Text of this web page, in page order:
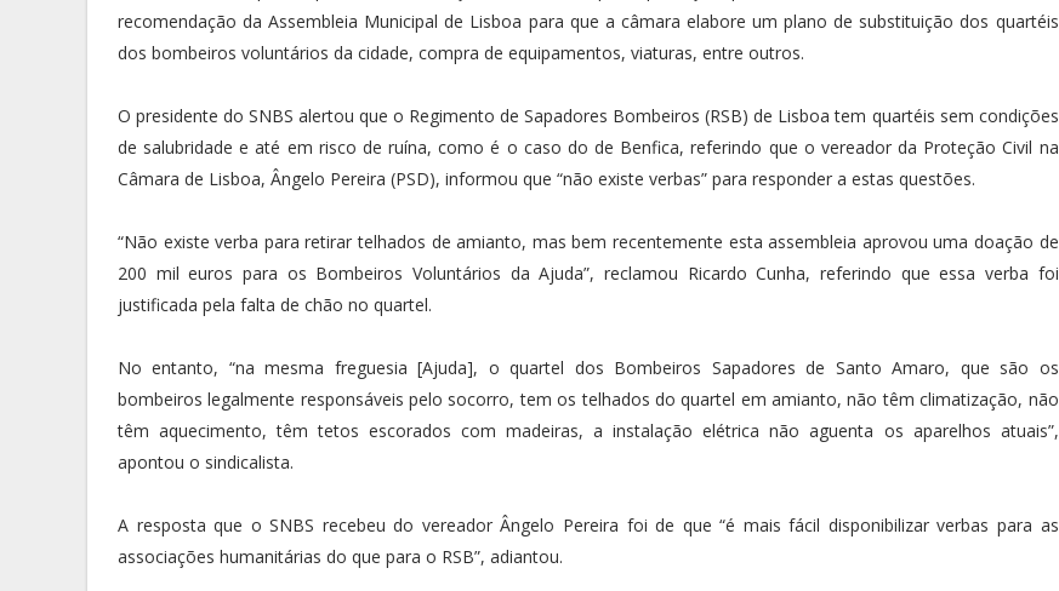
recomendação da Assembleia Municipal de Lisboa para que a câmara elabore um plano de substituição dos quartéis
dos bombeiros voluntários da cidade, compra de equipamentos, viaturas, entre outros.
O presidente do SNBS alertou que o Regimento de Sapadores Bombeiros (RSB) de Lisboa tem quartéis sem condições
de salubridade e até em risco de ruína, como é o caso do de Benfica, referindo que o vereador da Proteção Civil na
Câmara de Lisboa, Ângelo Pereira (PSD), informou que “não existe verbas” para responder a estas questões.
“Não existe verba para retirar telhados de amianto, mas bem recentemente esta assembleia aprovou uma doação de
200 mil euros para os Bombeiros Voluntários da Ajuda”, reclamou Ricardo Cunha, referindo que essa verba foi
justificada pela falta de chão no quartel.
No entanto, “na mesma freguesia [Ajuda], o quartel dos Bombeiros Sapadores de Santo Amaro, que são os
bombeiros legalmente responsáveis pelo socorro, tem os telhados do quartel em amianto, não têm climatização, não
têm aquecimento, têm tetos escorados com madeiras, a instalação elétrica não aguenta os aparelhos atuais”,
apontou o sindicalista.
A resposta que o SNBS recebeu do vereador Ângelo Pereira foi de que “é mais fácil disponibilizar verbas para as
associações humanitárias do que para o RSB”, adiantou.